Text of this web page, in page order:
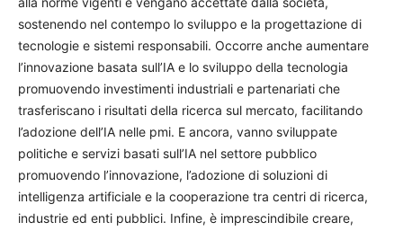
sostenendo nel contempo lo sviluppo e la progettazione di
tecnologie e sistemi responsabili. Occorre anche aumentare
l’innovazione basata sull’IA e lo sviluppo della tecnologia
promuovendo investimenti industriali e partenariati che
trasferiscano i risultati della ricerca sul mercato, facilitando
l’adozione dell’IA nelle pmi. E ancora, vanno sviluppate
politiche e servizi basati sull’IA nel settore pubblico
promuovendo l’innovazione, l’adozione di soluzioni di
intelligenza artificiale e la cooperazione tra centri di ricerca,
industrie ed enti pubblici. Infine, è imprescindibile creare,